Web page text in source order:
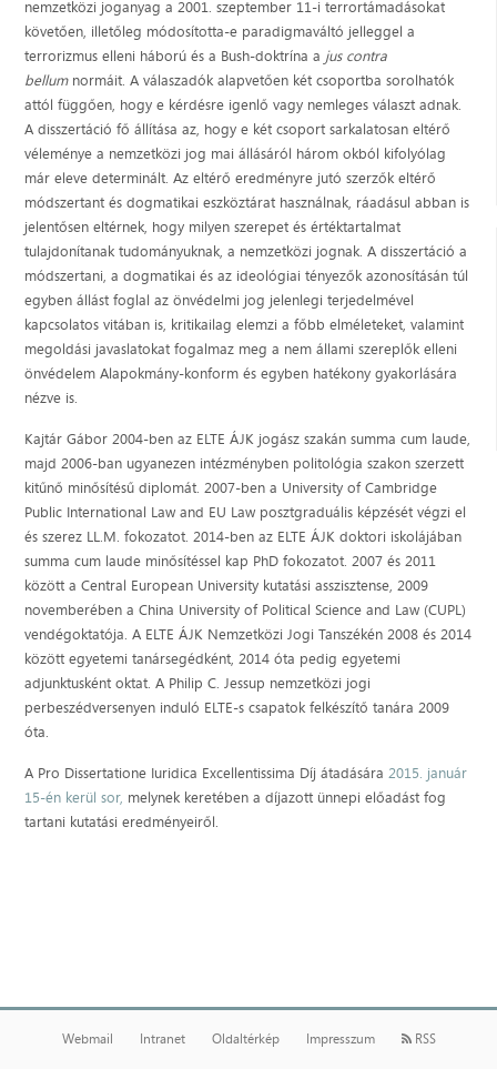
nemzetközi joganyag a 2001. szeptember 11-i terrortámadásokat
követően, illetőleg módosította-e paradigmaváltó jelleggel a
terrorizmus elleni háború és a Bush-doktrína a jus contra
bellumnormáit. A válaszadók alapvetően két csoportba sorolhatók
attól függően, hogy e kérdésre igenlő vagy nemleges választ adnak.
A disszertáció fő állítása az, hogy e két csoport sarkalatosan eltérő
véleménye a nemzetközi jog mai állásáról három okból kifolyólag
már eleve determinált. Az eltérő eredményre jutó szerzők eltérő
módszertant és dogmatikai eszköztárat használnak, ráadásul abban is
jelentősen eltérnek, hogy milyen szerepet és értéktartalmat
tulajdonítanak tudományuknak, a nemzetközi jognak. A disszertáció a
módszertani, a dogmatikai és az ideológiai tényezők azonosításán túl
egyben állást foglal az önvédelmi jog jelenlegi terjedelmével
kapcsolatos vitában is, kritikailag elemzi a főbb elméleteket, valamint
megoldási javaslatokat fogalmaz meg a nem állami szereplők elleni
önvédelem Alapokmány-konform és egyben hatékony gyakorlására
nézve is.
Kajtár Gábor 2004-ben az ELTE ÁJK jogász szakán summa cum laude,
majd 2006-ban ugyanezen intézményben politológia szakon szerzett
kitűnő minősítésű diplomát. 2007-ben a University of Cambridge
Public International Law and EU Law posztgraduális képzését végzi el
és szerez LL.M. fokozatot. 2014-ben az ELTE ÁJK doktori iskolájában
summa cum laude minősítéssel kap PhD fokozatot. 2007 és 2011
között a Central European University kutatási asszisztense, 2009
novemberében a China University of Political Science and Law (CUPL)
vendégoktatója. A ELTE ÁJK Nemzetközi Jogi Tanszékén 2008 és 2014
között egyetemi tanársegédként, 2014 óta pedig egyetemi
adjunktusként oktat. A Philip C. Jessup nemzetközi jogi
perbeszédversenyen induló ELTE-s csapatok felkészítő tanára 2009
óta.
A Pro Dissertatione Iuridica Excellentissima Díj átadására2015. január
15-én kerül sor, melynek keretében a díjazott ünnepi előadást fog
tartani kutatási eredményeiről.
Webmail Intranet Oldaltérkép Impresszum RSS